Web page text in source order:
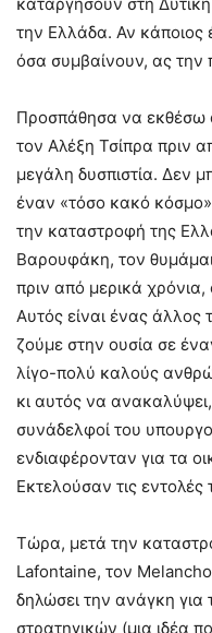
την Ελλάδα. Αν κάποιος
όσα συμβαίνουν, ας την
Προσπάθησα να εκθέσω
τον Αλέξη Τσίπρα πριν
μεγάλη δυσπιστία. Δεν
έναν «τόσο κακό
την καταστροφή της
Βαρουφάκη, τον
πριν από μερικά χρόνια,
Αυτός είναι ένας άλλος
ζούμε στην ουσία σε
λίγο-πολύ καλούς
κι αυτός να
συνάδελφοί του
ενδιαφέρονταν για τα
Εκτελούσαν τις
Τώρα, μετά την
Lafontaine, τον
δηλώσει την ανάγκη
στρατηγικών (μια ιδέα